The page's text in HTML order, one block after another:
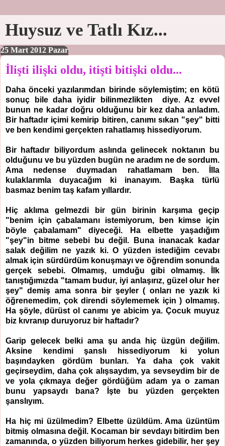
Huysuz ve Tatlı Kız...
25 Mart 2012 Pazar
İlişti ilişki oldu, itişti bitişki oldu...
Daha önceki yazılarımdan birinde söylemiştim; en kötü
sonuç bile daha iyidir bilinmezlikten diye. Az evvel
bunun ne kadar doğru olduğunu bir kez daha anladım.
Bir haftadır içimi kemirip bitiren, canımı sıkan "şey" bitti
ve ben kendimi gerçekten rahatlamış hissediyorum.
Bir haftadır biliyordum aslında gelinecek noktanın bu
olduğunu ve bu yüzden bugün ne aradım ne de sordum.
Ama nedense duymadan rahatlamam ben. İlla
kulaklarımla duyacağım ki inanayım. Başka türlü
basmaz benim taş kafam yıllardır.
Hiç aklıma gelmezdi bir gün birinin karşıma geçip
"benim için çabalamanı istemiyorum, ben kimse için
böyle çabalamam" diyeceği. Ha elbette yaşadığım
"şey"in bitme sebebi bu değil. Buna inanacak kadar
salak değilim ne yazık ki. O yüzden istediğim cevabı
almak için sürdürdüm konuşmayı ve öğrendim sonunda
gerçek sebebi. Olmamış, umduğu gibi olmamış. İlk
tanıştığımızda "tamam budur, iyi anlaşırız, güzel olur her
şey" demiş ama sonra bir şeyler ( onları ne yazık ki
öğrenemedim, çok direndi söylememek için ) olmamış.
Ha şöyle, dürüst ol canımı ye abicim ya. Çocuk muyuz
biz kıvranıp duruyoruz bir haftadır?
Garip gelecek belki ama şu anda hiç üzgün değilim.
Aksine kendimi şanslı hissediyorum ki yolun
başındayken gördüm bunları. Ya daha çok vakit
geçirseydim, daha çok alışsaydım, ya sevseydim bir de
ve yola çıkmaya değer gördüğüm adam ya o zaman
bunu yapsaydı bana? İşte bu yüzden gerçekten
şanslıyım.
Ha hiç mi üzülmedim? Elbette üzüldüm. Ama üzüntüm
bitmiş olmasına değil. Kocaman bir sevdayı bitirdim ben
zamanında, o yüzden biliyorum herkes gidebilir, her şey